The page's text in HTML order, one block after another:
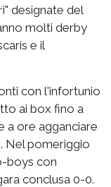
designate del
molti derby
e il
con l'infortunio
ai box fino a
a ore agganciare
Nel pomeriggio
boys con
conclusa 0-0.